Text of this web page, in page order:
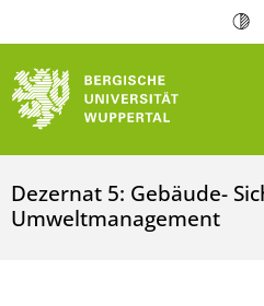
Dezernat 5: Gebäude-
Umweltmanagement